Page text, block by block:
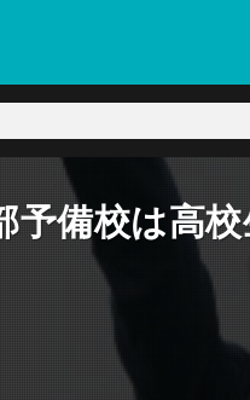
予備校は高校